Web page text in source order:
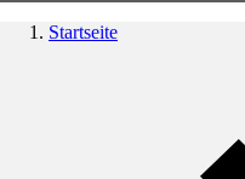
Startseite